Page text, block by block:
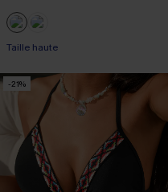
Taille haute
-21%